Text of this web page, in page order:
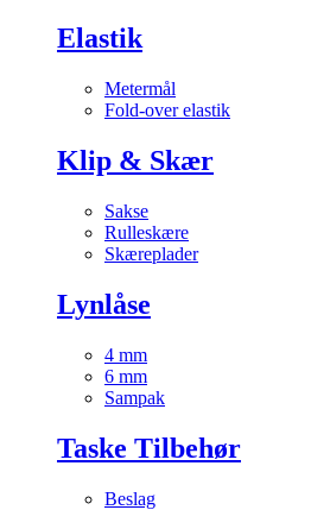
Elastik
Metermål
Fold-over elastik
Klip & Skær
Sakse
Rulleskære
Skæreplader
Lynlåse
4 mm
6 mm
Sampak
Taske Tilbehør
Beslag